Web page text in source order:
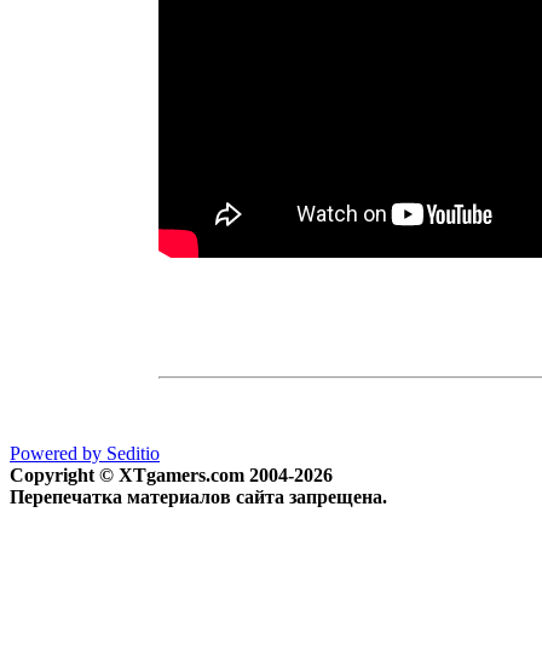
Powered by Seditio
Copyright © XTgamers.com 2004-2026
Перепечатка материалов сайта запрещена.